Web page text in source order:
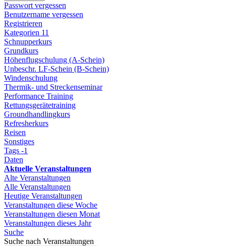
Passwort vergessen
Benutzername vergessen
Registrieren
Kategorien 11
Schnupperkurs
Grundkurs
Höhenflugschulung (A-Schein)
Unbeschr. LF-Schein (B-Schein)
Windenschulung
Thermik- und Streckenseminar
Performance Training
Rettungsgerätetraining
Groundhandlingkurs
Refresherkurs
Reisen
Sonstiges
Tags -1
Daten
Aktuelle Veranstaltungen
Alte Veranstaltungen
Alle Veranstaltungen
Heutige Veranstaltungen
Veranstaltungen diese Woche
Veranstaltungen diesen Monat
Veranstaltungen dieses Jahr
Suche
Suche nach Veranstaltungen